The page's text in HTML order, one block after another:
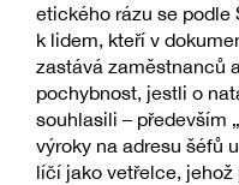
etického rázu se podle
k lidem, kteří v
zastává zaměstnanců
pochybnost, jestli o
souhlasili – především
výroky na adresu šéfů
líčí jako vetřelce,